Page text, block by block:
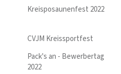
Kreisposaunenfest 2022
CVJM Kreissportfest
Pack's an - Bewerbertag
2022